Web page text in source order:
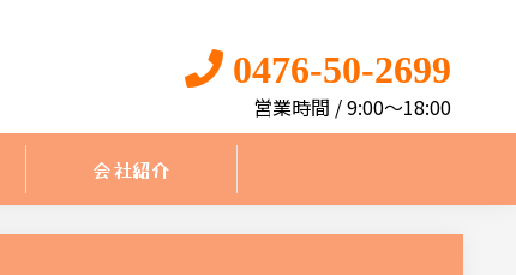
0476-50-2699
営業時間 / 9:00〜18:00
会社紹介